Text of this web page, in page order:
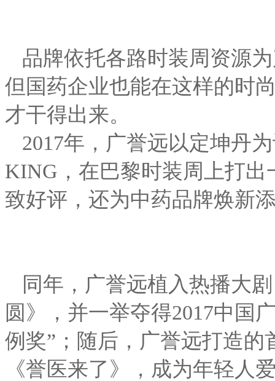
品牌依托各路时装周资源
但国药企业也能在这样的时
才干得出来。
2017年，广誉远以定坤丹
KING，在巴黎时装周上打出
致好评，还为中药品牌焕新
同年，广誉远植入热播大
圆》，并一举夺得2017中国
例奖”；随后，广誉远打造
《誉医来了》，成为年轻人